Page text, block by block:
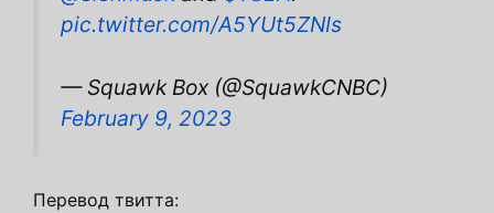
pic.twitter.com/A5YUt5ZNIs
— Squawk Box (@SquawkCNBC)
February 9, 2023
Перевод твитта: